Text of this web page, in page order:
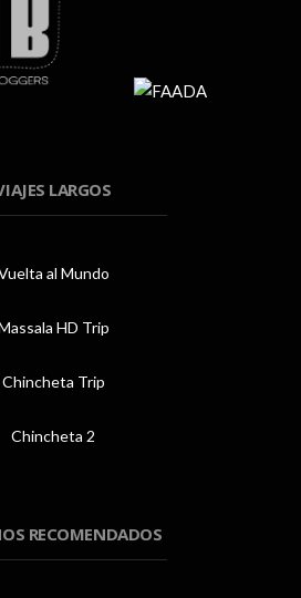
LARGOS
al Mundo
HD Trip
Chincheta Trip
Chincheta 2
RECOMENDADOS